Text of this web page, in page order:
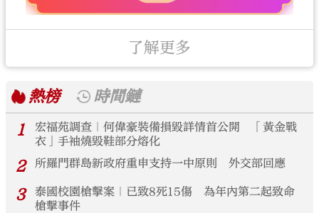
了解更多
熱榜
時間鏈
1
宏福苑調查｜何偉豪裝備損毀詳情首公開 「黃金戰
衣」手袖燒毀鞋部分熔化
2 所羅門群島新政府重申支持一中原則 外交部回應
3
泰國校園槍擊案｜已致8死15傷 為年內第二起致命
槍擊事件